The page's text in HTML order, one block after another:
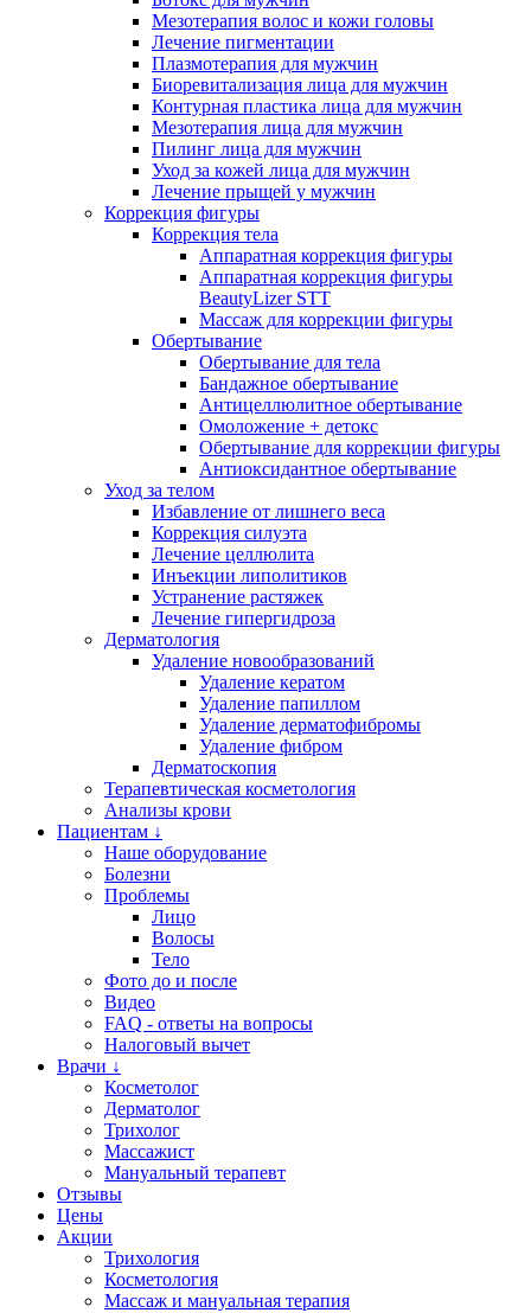
Мезотерапия волос и кожи головы
Лечение пигментации
Плазмотерапия для мужчин
Биоревитализация лица для мужчин
Контурная пластика лица для мужчин
Мезотерапия лица для мужчин
Пилинг лица для мужчин
Уход за кожей лица для мужчин
Лечение прыщей у мужчин
Коррекция фигуры
Коррекция тела
Аппаратная коррекция фигуры
Аппаратная коррекция фигуры
BeautyLizer STT
Массаж для коррекции фигуры
Обертывание
Обертывание для тела
Бандажное обертывание
Антицеллюлитное обертывание
Омоложение + детокс
Обертывание для коррекции фигуры
Антиоксидантное обертывание
Уход за телом
Избавление от лишнего веса
Коррекция силуэта
Лечение целлюлита
Инъекции липолитиков
Устранение растяжек
Лечение гипергидроза
Дерматология
Удаление новообразований
Удаление кератом
Удаление папиллом
Удаление дерматофибромы
Удаление фибром
Дерматоскопия
Терапевтическая косметология
Анализы крови
Пациентам ↓
Наше оборудование
Болезни
Проблемы
Лицо
Волосы
Тело
Фото до и после
Видео
FAQ - ответы на вопросы
Налоговый вычет
Врачи ↓
Косметолог
Дерматолог
Трихолог
Массажист
Мануальный терапевт
Отзывы
Цены
Акции
Трихология
Косметология
Массаж и мануальная терапия